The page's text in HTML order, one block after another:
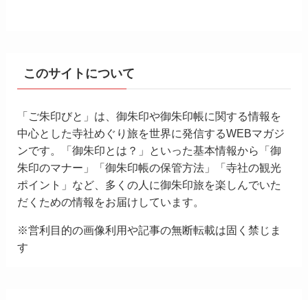
このサイトについて
「ご朱印びと」は、御朱印や御朱印帳に関する情報を
中心とした寺社めぐり旅を世界に発信するWEBマガジ
ンです。「御朱印とは？」といった基本情報から「御
朱印のマナー」「御朱印帳の保管方法」「寺社の観光
ポイント」など、多くの人に御朱印旅を楽しんでいた
だくための情報をお届けしています。
※営利目的の画像利用や記事の無断転載は固く禁じま
す